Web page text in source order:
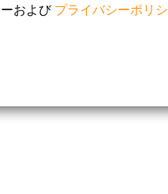
ーおよび プライバシーポリシ